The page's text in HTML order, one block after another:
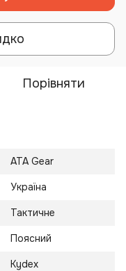
Порівняти
ATA Gear
Україна
Тактичне
Поясний
Kydex